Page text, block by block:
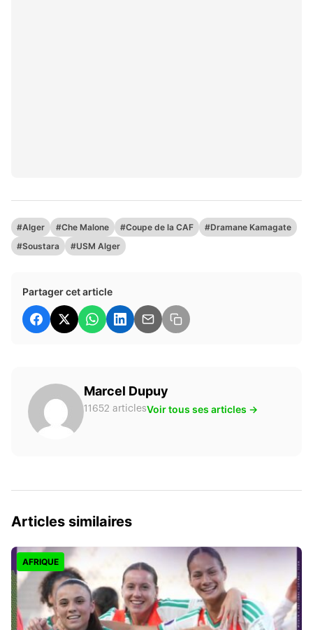
#Alger #Che Malone #Coupe de la CAF
#Dramane Kamagate
#Soustara
#USM Alger
Partager cet article
Marcel Dupuy
11652 articlesVoir tous ses articles →
Articles similaires
AFRIQUE